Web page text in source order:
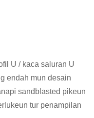
U / kaca saluran U
endah mun desain
sandblasted pikeun
tur penampilan